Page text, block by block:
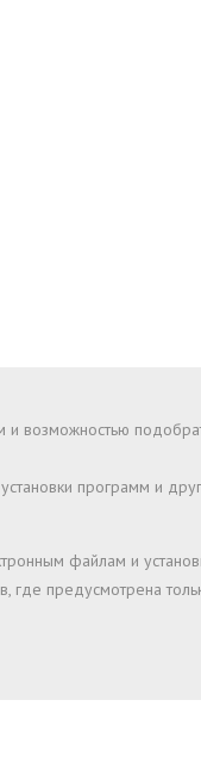
возможностью
программ и
файлам и
предусмотрена